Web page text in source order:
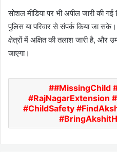
सोशल मीडिया पर भी अपील जारी की गई
पुलिस या परिवार से संपर्क किया जा
क्षेत्रों में अक्षित की तलाश जारी है, और
जाएगा।
#MissingChild
#RajNagarExtension
#ChildSafety